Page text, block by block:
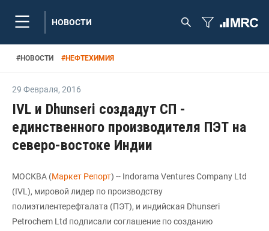
НОВОСТИ
#НОВОСТИ #НЕФТЕХИМИЯ
29 Февраля, 2016
IVL и Dhunseri создадут СП -
единственного производителя ПЭТ на
северо-востоке Индии
МОСКВА (Маркет Репорт) -- Indorama Ventures Company Ltd
(IVL), мировой лидер по производству
полиэтилентерефталата (ПЭТ), и индийская Dhunseri
Petrochem Ltd подписали соглашение по созданию